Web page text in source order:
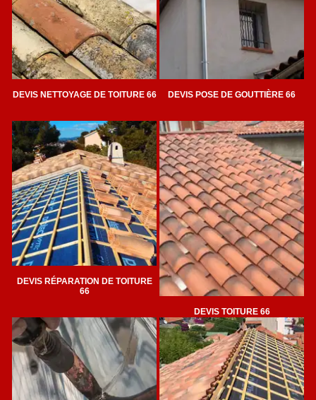
DEVIS NETTOYAGE DE TOITURE 66 DEVIS POSE DE GOUTTIÈRE 66
DEVIS RÉPARATION DE TOITURE
66
DEVIS TOITURE 66